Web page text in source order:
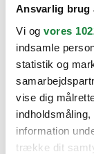
Ansvarlig brug
Vi og vores
indsamle
statistik og
vise dig
information
trække dit
Mazda
Citroën
Cupra
Dacia
Fiat
Ford
Kia
MG
Mini